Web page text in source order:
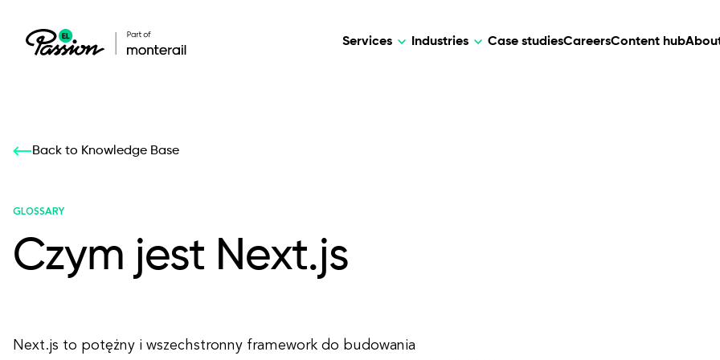
Services
Our services: build,
All services
Industries
Our services: build,
Case studiesCareersContent hub
Back to Knowledge Base
GLOSSARY
Czym jest Next.js
Next.js to potężny i wszechstronny framework do budowania